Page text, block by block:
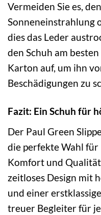
Vermeiden Sie es,
Sonneneinstrahlung
dies das Leder
den Schuh am
Karton auf, um ihn
Beschädigungen zu
Fazit: Ein Schuh für
Der Paul Green
die perfekte Wahl für
Komfort und
zeitloses Design mit
und einer
treuer Begleiter für